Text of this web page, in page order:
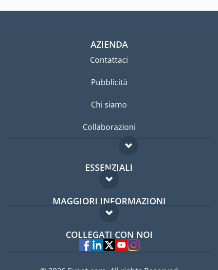
AZIENDA
Contattaci
Pubblicità
Chi siamo
Collaborazioni
ESSENZIALI
Forum per expat
Guida per expat
MAGGIORI INFORMAZIONI
Domande frequenti
Esperti
COLLEGATI CON NOI